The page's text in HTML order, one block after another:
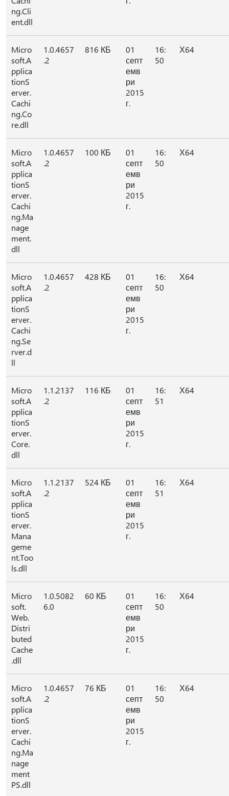
ng.Cli
ent.dll
Micro
soft.A
pplica
tionS
erver.
Cachi
ng.Co
re.dll
1.0.4657
.2
816 КБ
01
септ
емв
ри
2015
г.
16:
50
Х64
Micro
soft.A
pplica
tionS
erver.
Cachi
ng.Ma
nage
ment.
dll
1.0.4657
.2
100 КБ
01
септ
емв
ри
2015
г.
16:
50
Х64
Micro
soft.A
pplica
tionS
erver.
Cachi
ng.Se
rver.d
ll
1.0.4657
.2
428 КБ
01
септ
емв
ри
2015
г.
16:
50
Х64
Micro
soft.A
pplica
tionS
erver.
Core.
dll
1.1.2137
.2
116 КБ
01
септ
емв
ри
2015
г.
16:
51
Х64
Micro
soft.A
pplica
tionS
erver.
Mana
geme
nt.Too
ls.dll
1.1.2137
.2
524 КБ
01
септ
емв
ри
2015
г.
16:
51
Х64
Micro
soft.
Web.
Distri
buted
Cache
.dll
1.0.5082
6.0
60 КБ
01
септ
емв
ри
2015
г.
16:
50
Х64
Micro
soft.A
pplica
tionS
erver.
Cachi
ng.Ma
nage
ment
PS.dll
1.0.4657
.2
76 КБ
01
септ
емв
ри
2015
г.
16:
50
Х64